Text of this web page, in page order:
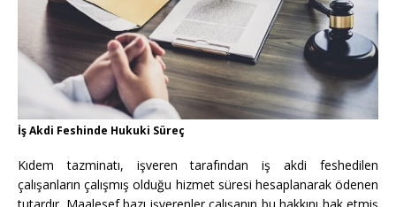
İş Akdi Feshinde Hukuki Süreç
Kıdem tazminatı, işveren tarafından iş akdi feshedilen
çalışanların çalışmış olduğu hizmet süresi hesaplanarak ödenen